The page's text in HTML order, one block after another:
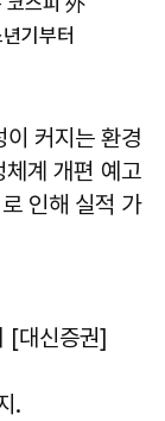
기부터
커지는 환경
계 개편 예고
인해 실적 가
[대신증권]
.